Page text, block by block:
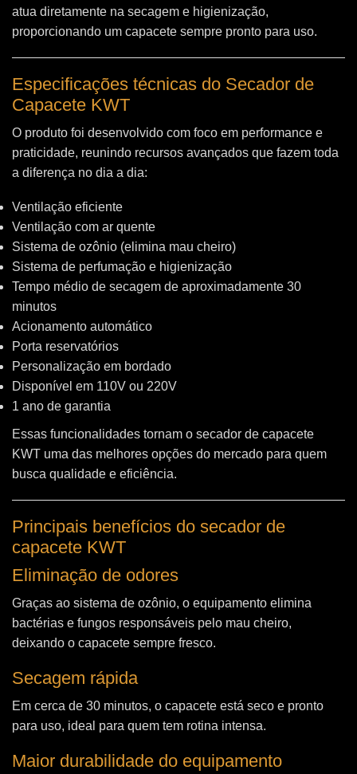
atua diretamente na secagem e higienização,
proporcionando um capacete sempre pronto para uso.
Especificações técnicas do Secador de
Capacete KWT
O produto foi desenvolvido com foco em performance e
praticidade, reunindo recursos avançados que fazem toda
a diferença no dia a dia:
Ventilação eficiente
Ventilação com ar quente
Sistema de ozônio (elimina mau cheiro)
Sistema de perfumação e higienização
Tempo médio de secagem de aproximadamente 30
minutos
Acionamento automático
Porta reservatórios
Personalização em bordado
Disponível em 110V ou 220V
1 ano de garantia
Essas funcionalidades tornam o secador de capacete
KWT uma das melhores opções do mercado para quem
busca qualidade e eficiência.
Principais benefícios do secador de
capacete KWT
Eliminação de odores
Graças ao sistema de ozônio, o equipamento elimina
bactérias e fungos responsáveis pelo mau cheiro,
deixando o capacete sempre fresco.
Secagem rápida
Em cerca de 30 minutos, o capacete está seco e pronto
para uso, ideal para quem tem rotina intensa.
Maior durabilidade do equipamento